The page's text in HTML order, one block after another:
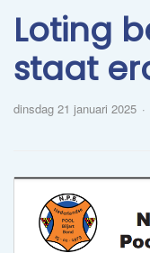
Loting
staat
dinsdag 21 januari 2025